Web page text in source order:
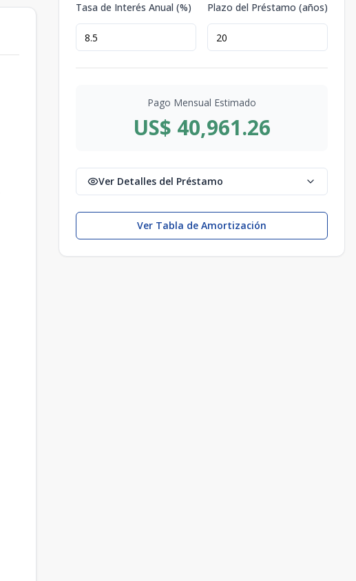
Tasa de Interés Anual (%) Plazo del Préstamo (años)
Pago Mensual Estimado
US$ 40,961.26
Ver Detalles del Préstamo
Ver Tabla de Amortización